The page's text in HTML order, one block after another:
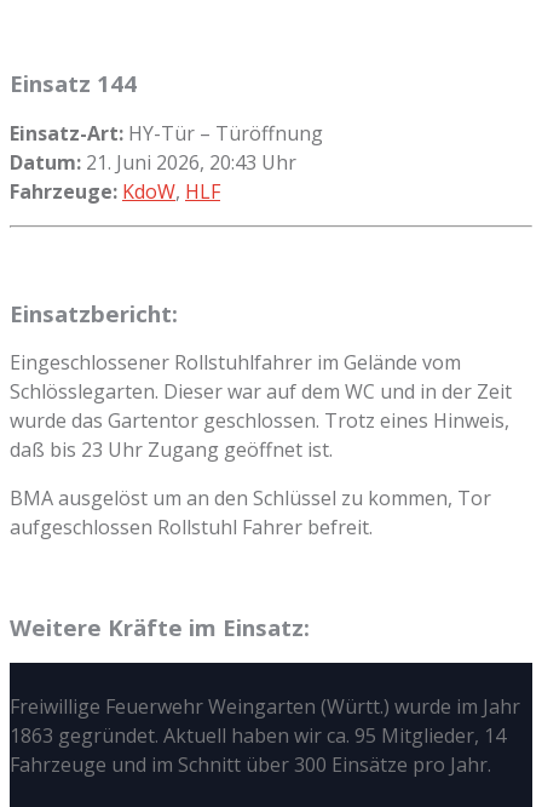
Einsatz 144
Einsatz-Art: HY-Tür – Türöffnung
Datum: 21. Juni 2026, 20:43 Uhr
Fahrzeuge: KdoW, HLF
Einsatzbericht:
Eingeschlossener Rollstuhlfahrer im Gelände vom
Schlösslegarten. Dieser war auf dem WC und in der Zeit
wurde das Gartentor geschlossen. Trotz eines Hinweis,
daß bis 23 Uhr Zugang geöffnet ist.
BMA ausgelöst um an den Schlüssel zu kommen, Tor
aufgeschlossen Rollstuhl Fahrer befreit.
Weitere Kräfte im Einsatz:
Freiwillige Feuerwehr Weingarten (Württ.) wurde im Jahr
1863 gegründet. Aktuell haben wir ca. 95 Mitglieder, 14
Fahrzeuge und im Schnitt über 300 Einsätze pro Jahr.